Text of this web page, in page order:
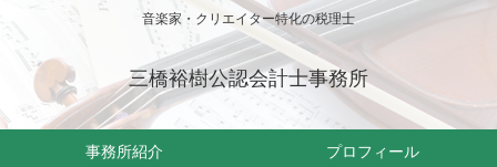
音楽家・クリエイター特化の税理士
三橋裕樹公認会計士事務所
事務所紹介 プロフィール